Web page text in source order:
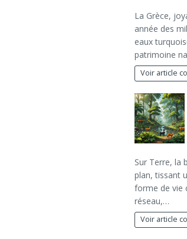
La Grèce,
année des
eaux
patrimoine
Voir article
Sur Terre, la
plan, tissant
forme de vie
réseau,…
Voir article